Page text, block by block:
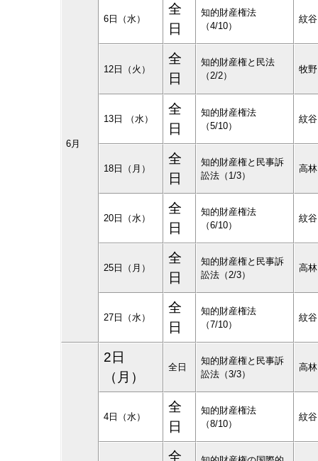
6月
6日（水）
全
日
知的財産権法
（4/10）
紋
12日（火）
全
日
知的財産権と民法
（2/2）
牧
13日 （水）
全
日
知的財産権法
（5/10）
紋
18日（月）
全
日
知的財産権と民事訴
訟法（1/3）
高
20日（水）
全
日
知的財産権法
（6/10）
紋
25日（月）
全
日
知的財産権と民事訴
訟法（2/3）
高
27日（水）
全
日
知的財産権法
（7/10）
紋
2日
（月）
全日
知的財産権と民事訴
訟法（3/3）
高
4日（水）
全
日
知的財産権法
（8/10）
紋
全